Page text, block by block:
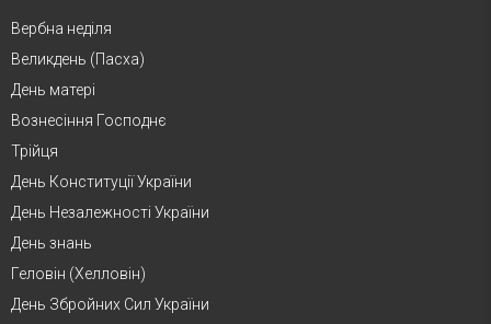
Вербна неділя
Великдень (Пасха)
День матері
Вознесіння Господнє
Трійця
День Конституції України
День Незалежності України
День знань
Геловін (Хелловін)
День Збройних Сил України